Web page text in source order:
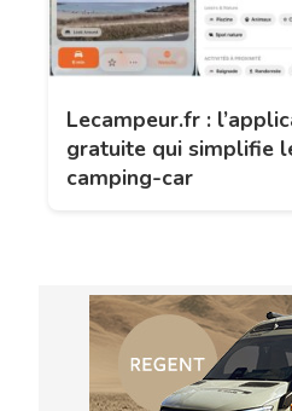
Lecampeur.fr :
gratuite qui simplifie
camping-car